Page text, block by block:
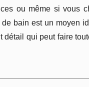
ou même si vous
bain est un moyen
qui peut faire